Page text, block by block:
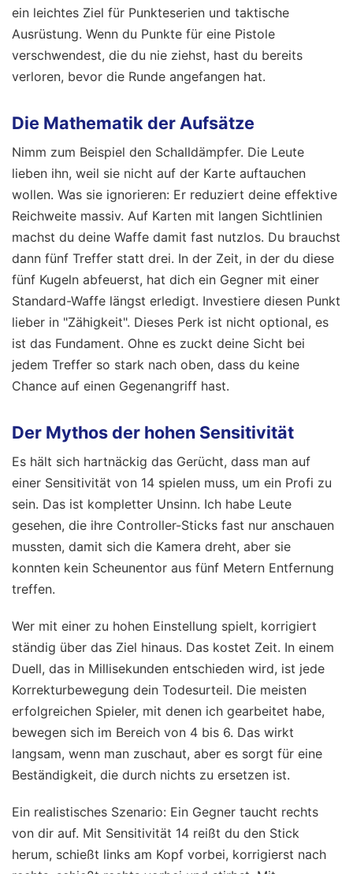
ein leichtes Ziel für Punkteserien und taktische
Ausrüstung. Wenn du Punkte für eine Pistole
verschwendest, die du nie ziehst, hast du bereits
verloren, bevor die Runde angefangen hat.
Die Mathematik der Aufsätze
Nimm zum Beispiel den Schalldämpfer. Die Leute
lieben ihn, weil sie nicht auf der Karte auftauchen
wollen. Was sie ignorieren: Er reduziert deine effektive
Reichweite massiv. Auf Karten mit langen Sichtlinien
machst du deine Waffe damit fast nutzlos. Du brauchst
dann fünf Treffer statt drei. In der Zeit, in der du diese
fünf Kugeln abfeuerst, hat dich ein Gegner mit einer
Standard-Waffe längst erledigt. Investiere diesen Punkt
lieber in "Zähigkeit". Dieses Perk ist nicht optional, es
ist das Fundament. Ohne es zuckt deine Sicht bei
jedem Treffer so stark nach oben, dass du keine
Chance auf einen Gegenangriff hast.
Der Mythos der hohen Sensitivität
Es hält sich hartnäckig das Gerücht, dass man auf
einer Sensitivität von 14 spielen muss, um ein Profi zu
sein. Das ist kompletter Unsinn. Ich habe Leute
gesehen, die ihre Controller-Sticks fast nur anschauen
mussten, damit sich die Kamera dreht, aber sie
konnten kein Scheunentor aus fünf Metern Entfernung
treffen.
Wer mit einer zu hohen Einstellung spielt, korrigiert
ständig über das Ziel hinaus. Das kostet Zeit. In einem
Duell, das in Millisekunden entschieden wird, ist jede
Korrekturbewegung dein Todesurteil. Die meisten
erfolgreichen Spieler, mit denen ich gearbeitet habe,
bewegen sich im Bereich von 4 bis 6. Das wirkt
langsam, wenn man zuschaut, aber es sorgt für eine
Beständigkeit, die durch nichts zu ersetzen ist.
Ein realistisches Szenario: Ein Gegner taucht rechts
von dir auf. Mit Sensitivität 14 reißt du den Stick
herum, schießt links am Kopf vorbei, korrigierst nach